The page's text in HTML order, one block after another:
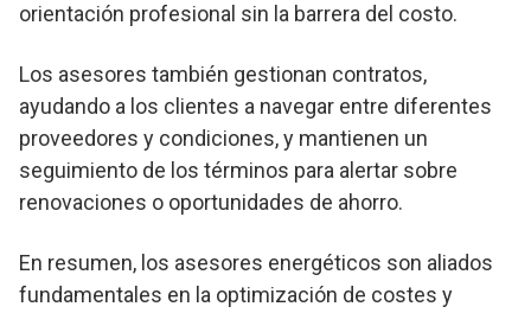
orientación profesional sin la barrera del costo.
Los asesores también gestionan contratos,
ayudando a los clientes a navegar entre diferentes
proveedores y condiciones, y mantienen un
seguimiento de los términos para alertar sobre
renovaciones o oportunidades de ahorro.
En resumen, los asesores energéticos son aliados
fundamentales en la optimización de costes y